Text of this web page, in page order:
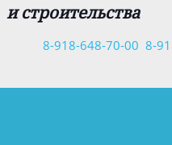
и строительства
8-
8-918-648-70-00